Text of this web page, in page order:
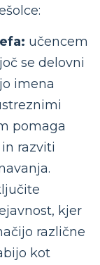
učencem
se delovni
imena
pomaga
razviti
kjer
različne
kot